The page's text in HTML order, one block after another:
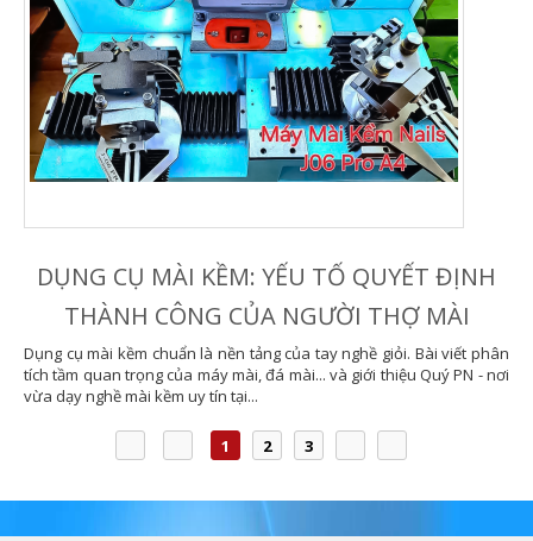
DỤNG CỤ MÀI KỀM: YẾU TỐ QUYẾT ĐỊNH
THÀNH CÔNG CỦA NGƯỜI THỢ MÀI
Dụng cụ mài kềm chuẩn là nền tảng của tay nghề giỏi. Bài viết phân
tích tầm quan trọng của máy mài, đá mài... và giới thiệu Quý PN - nơi
vừa dạy nghề mài kềm uy tín tại...
1 2 3